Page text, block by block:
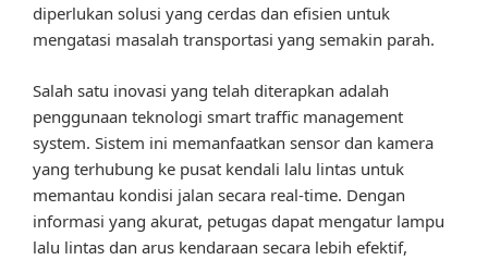
diperlukan solusi yang cerdas dan efisien untuk
mengatasi masalah transportasi yang semakin parah.
Salah satu inovasi yang telah diterapkan adalah
penggunaan teknologi smart traffic management
system. Sistem ini memanfaatkan sensor dan kamera
yang terhubung ke pusat kendali lalu lintas untuk
memantau kondisi jalan secara real-time. Dengan
informasi yang akurat, petugas dapat mengatur lampu
lalu lintas dan arus kendaraan secara lebih efektif,